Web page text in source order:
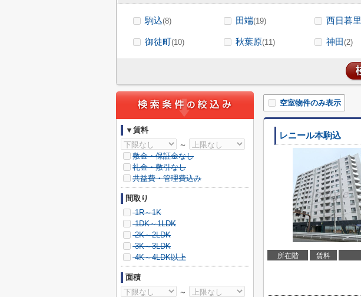
駒込(8) 田端(19) 西日暮里
御徒町(10) 秋葉原(11) 神田(2)
空室物件のみ表示
レニール本駒込
所在階 賃料
▼賃料
～
敷金・保証金なし
礼金・敷引なし
共益費・管理費込み
間取り
1R～1K
1DK～1LDK
2K～2LDK
3K～3LDK
4K～4LDK以上
面積
～